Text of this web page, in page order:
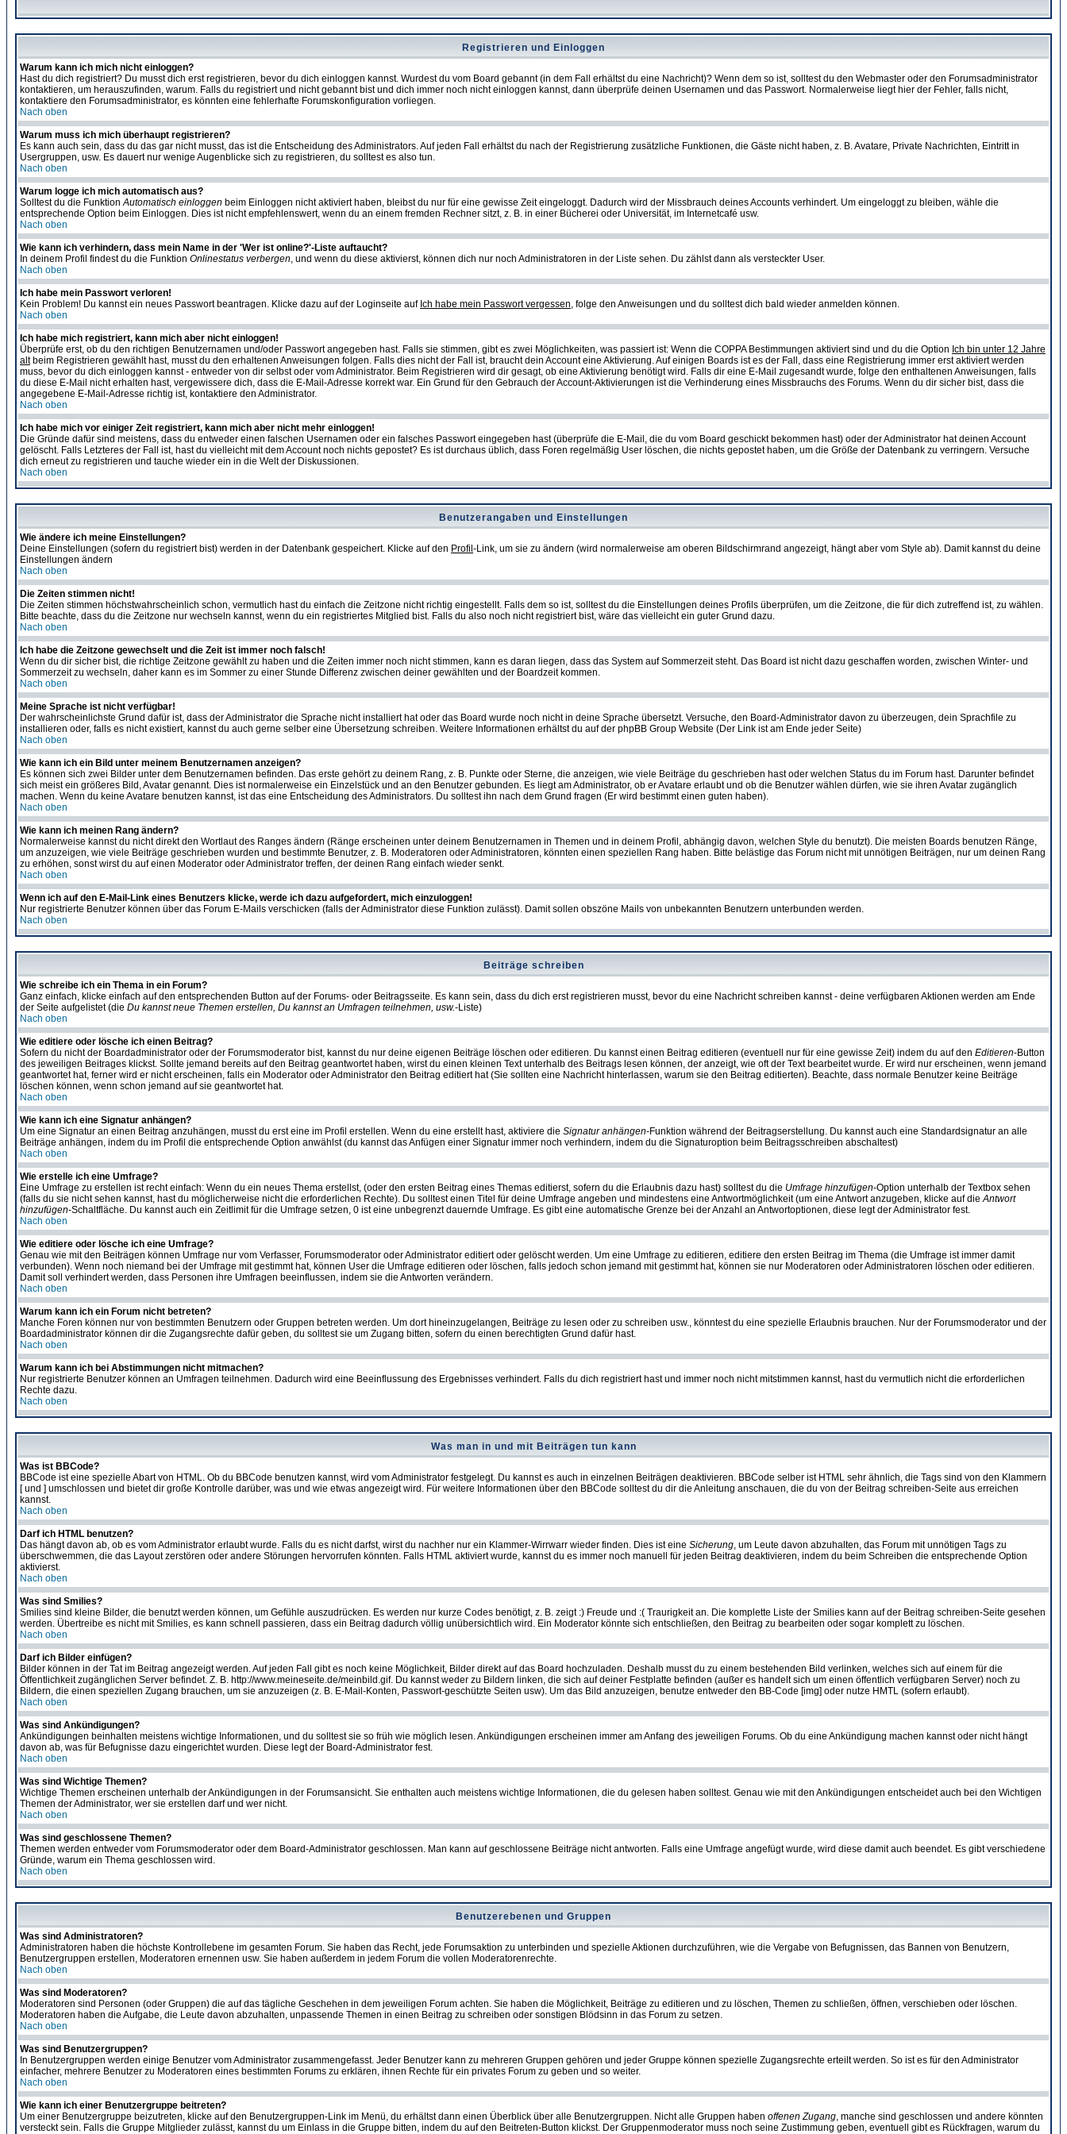
Registrieren und Einloggen
Warum kann ich mich nicht einloggen?
Hast du dich registriert? Du musst dich erst registrieren, bevor du dich einloggen kannst. Wurdest du vom Board gebannt (in dem Fall erhältst du eine Nachricht)? Wenn dem so ist, solltest du den Webmaster oder den Forumsadministrator
kontaktieren, um herauszufinden, warum. Falls du registriert und nicht gebannt bist und dich immer noch nicht einloggen kannst, dann überprüfe deinen Usernamen und das Passwort. Normalerweise liegt hier der Fehler, falls nicht,
kontaktiere den Forumsadministrator, es könnten eine fehlerhafte Forumskonfiguration vorliegen.
Nach oben
Warum muss ich mich überhaupt registrieren?
Es kann auch sein, dass du das gar nicht musst, das ist die Entscheidung des Administrators. Auf jeden Fall erhältst du nach der Registrierung zusätzliche Funktionen, die Gäste nicht haben, z. B. Avatare, Private Nachrichten, Eintritt in
Usergruppen, usw. Es dauert nur wenige Augenblicke sich zu registrieren, du solltest es also tun.
Nach oben
Warum logge ich mich automatisch aus?
Solltest du die FunktionAutomatisch einloggen beim Einloggen nicht aktiviert haben, bleibst du nur für eine gewisse Zeit eingeloggt. Dadurch wird der Missbrauch deines Accounts verhindert. Um eingeloggt zu bleiben, wähle die
entsprechende Option beim Einloggen. Dies ist nicht empfehlenswert, wenn du an einem fremden Rechner sitzt, z. B. in einer Bücherei oder Universität, im Internetcafé usw.
Nach oben
Wie kann ich verhindern, dass mein Name in der 'Wer ist online?'-Liste auftaucht?
In deinem Profil findest du die Funktion Onlinestatus verbergen, und wenn du diese aktivierst, können dich nur noch Administratoren in der Liste sehen. Du zählst dann als versteckter User.
Nach oben
Ich habe mein Passwort verloren!
Kein Problem! Du kannst ein neues Passwort beantragen. Klicke dazu auf der Loginseite auf Ich habe mein Passwort vergessen, folge den Anweisungen und du solltest dich bald wieder anmelden können.
Nach oben
Ich habe mich registriert, kann mich aber nicht einloggen!
Überprüfe erst, ob du den richtigen Benutzernamen und/oder Passwort angegeben hast. Falls sie stimmen, gibt es zwei Möglichkeiten, was passiert ist: Wenn die COPPA Bestimmungen aktiviert sind und du die Option Ich bin unter 12 Jahre
altbeim Registrieren gewählt hast, musst du den erhaltenen Anweisungen folgen. Falls dies nicht der Fall ist, braucht dein Account eine Aktivierung. Auf einigen Boards ist es der Fall, dass eine Registrierung immer erst aktiviert werden
muss, bevor du dich einloggen kannst - entweder von dir selbst oder vom Administrator. Beim Registrieren wird dir gesagt, ob eine Aktivierung benötigt wird. Falls dir eine E-Mail zugesandt wurde, folge den enthaltenen Anweisungen, falls
du diese E-Mail nicht erhalten hast, vergewissere dich, dass die E-Mail-Adresse korrekt war. Ein Grund für den Gebrauch der Account-Aktivierungen ist die Verhinderung eines Missbrauchs des Forums. Wenn du dir sicher bist, dass die
angegebene E-Mail-Adresse richtig ist, kontaktiere den Administrator.
Nach oben
Ich habe mich vor einiger Zeit registriert, kann mich aber nicht mehr einloggen!
Die Gründe dafür sind meistens, dass du entweder einen falschen Usernamen oder ein falsches Passwort eingegeben hast (überprüfe die E-Mail, die du vom Board geschickt bekommen hast) oder der Administrator hat deinen Account
gelöscht. Falls Letzteres der Fall ist, hast du vielleicht mit dem Account noch nichts gepostet? Es ist durchaus üblich, dass Foren regelmäßig User löschen, die nichts gepostet haben, um die Größe der Datenbank zu verringern. Versuche
dich erneut zu registrieren und tauche wieder ein in die Welt der Diskussionen.
Nach oben
Benutzerangaben und Einstellungen
Wie ändere ich meine Einstellungen?
Deine Einstellungen (sofern du registriert bist) werden in der Datenbank gespeichert. Klicke auf den Profil -Link, um sie zu ändern (wird normalerweise am oberen Bildschirmrand angezeigt, hängt aber vom Style ab). Damit kannst du deine
Einstellungen ändern
Nach oben
Die Zeiten stimmen nicht!
Die Zeiten stimmen höchstwahrscheinlich schon, vermutlich hast du einfach die Zeitzone nicht richtig eingestellt. Falls dem so ist, solltest du die Einstellungen deines Profils überprüfen, um die Zeitzone, die für dich zutreffend ist, zu wählen.
Bitte beachte, dass du die Zeitzone nur wechseln kannst, wenn du ein registriertes Mitglied bist. Falls du also noch nicht registriert bist, wäre das vielleicht ein guter Grund dazu.
Nach oben
Ich habe die Zeitzone gewechselt und die Zeit ist immer noch falsch!
Wenn du dir sicher bist, die richtige Zeitzone gewählt zu haben und die Zeiten immer noch nicht stimmen, kann es daran liegen, dass das System auf Sommerzeit steht. Das Board ist nicht dazu geschaffen worden, zwischen Winter- und
Sommerzeit zu wechseln, daher kann es im Sommer zu einer Stunde Differenz zwischen deiner gewählten und der Boardzeit kommen.
Nach oben
Meine Sprache ist nicht verfügbar!
Der wahrscheinlichste Grund dafür ist, dass der Administrator die Sprache nicht installiert hat oder das Board wurde noch nicht in deine Sprache übersetzt. Versuche, den Board-Administrator davon zu überzeugen, dein Sprachfile zu
installieren oder, falls es nicht existiert, kannst du auch gerne selber eine Übersetzung schreiben. Weitere Informationen erhältst du auf der phpBB Group Website (Der Link ist am Ende jeder Seite)
Nach oben
Wie kann ich ein Bild unter meinem Benutzernamen anzeigen?
Es können sich zwei Bilder unter dem Benutzernamen befinden. Das erste gehört zu deinem Rang, z. B. Punkte oder Sterne, die anzeigen, wie viele Beiträge du geschrieben hast oder welchen Status du im Forum hast. Darunter befindet
sich meist ein größeres Bild, Avatar genannt. Dies ist normalerweise ein Einzelstück und an den Benutzer gebunden. Es liegt am Administrator, ob er Avatare erlaubt und ob die Benutzer wählen dürfen, wie sie ihren Avatar zugänglich
machen. Wenn du keine Avatare benutzen kannst, ist das eine Entscheidung des Administrators. Du solltest ihn nach dem Grund fragen (Er wird bestimmt einen guten haben).
Nach oben
Wie kann ich meinen Rang ändern?
Normalerweise kannst du nicht direkt den Wortlaut des Ranges ändern (Ränge erscheinen unter deinem Benutzernamen in Themen und in deinem Profil, abhängig davon, welchen Style du benutzt). Die meisten Boards benutzen Ränge,
um anzuzeigen, wie viele Beiträge geschrieben wurden und bestimmte Benutzer, z. B. Moderatoren oder Administratoren, könnten einen speziellen Rang haben. Bitte belästige das Forum nicht mit unnötigen Beiträgen, nur um deinen Rang
zu erhöhen, sonst wirst du auf einen Moderator oder Administrator treffen, der deinen Rang einfach wieder senkt.
Nach oben
Wenn ich auf den E-Mail-Link eines Benutzers klicke, werde ich dazu aufgefordert, mich einzuloggen!
Nur registrierte Benutzer können über das Forum E-Mails verschicken (falls der Administrator diese Funktion zulässt). Damit sollen obszöne Mails von unbekannten Benutzern unterbunden werden.
Nach oben
Beiträge schreiben
Wie schreibe ich ein Thema in ein Forum?
Ganz einfach, klicke einfach auf den entsprechenden Button auf der Forums- oder Beitragsseite. Es kann sein, dass du dich erst registrieren musst, bevor du eine Nachricht schreiben kannst - deine verfügbaren Aktionen werden am Ende
der Seite aufgelistet (die Du kannst neue Themen erstellen, Du kannst an Umfragen teilnehmen, usw.-Liste)
Nach oben
Wie editiere oder lösche ich einen Beitrag?
Sofern du nicht der Boardadministrator oder der Forumsmoderator bist, kannst du nur deine eigenen Beiträge löschen oder editieren. Du kannst einen Beitrag editieren (eventuell nur für eine gewisse Zeit) indem du auf den Editieren-Button
des jeweiligen Beitrages klickst. Sollte jemand bereits auf den Beitrag geantwortet haben, wirst du einen kleinen Text unterhalb des Beitrags lesen können, der anzeigt, wie oft der Text bearbeitet wurde. Er wird nur erscheinen, wenn jemand
geantwortet hat, ferner wird er nicht erscheinen, falls ein Moderator oder Administrator den Beitrag editiert hat (Sie sollten eine Nachricht hinterlassen, warum sie den Beitrag editierten). Beachte, dass normale Benutzer keine Beiträge
löschen können, wenn schon jemand auf sie geantwortet hat.
Nach oben
Wie kann ich eine Signatur anhängen?
Um eine Signatur an einen Beitrag anzuhängen, musst du erst eine im Profil erstellen. Wenn du eine erstellt hast, aktiviere die Signatur anhängen-Funktion während der Beitragserstellung. Du kannst auch eine Standardsignatur an alle
Beiträge anhängen, indem du im Profil die entsprechende Option anwählst (du kannst das Anfügen einer Signatur immer noch verhindern, indem du die Signaturoption beim Beitragsschreiben abschaltest)
Nach oben
Wie erstelle ich eine Umfrage?
Eine Umfrage zu erstellen ist recht einfach: Wenn du ein neues Thema erstellst, (oder den ersten Beitrag eines Themas editierst, sofern du die Erlaubnis dazu hast) solltest du die Umfrage hinzufügen-Option unterhalb der Textbox sehen
(falls du sie nicht sehen kannst, hast du möglicherweise nicht die erforderlichen Rechte). Du solltest einen Titel für deine Umfrage angeben und mindestens eine Antwortmöglichkeit (um eine Antwort anzugeben, klicke auf dieAntwort
hinzufügen-Schaltfläche. Du kannst auch ein Zeitlimit für die Umfrage setzen, 0 ist eine unbegrenzt dauernde Umfrage. Es gibt eine automatische Grenze bei der Anzahl an Antwortoptionen, diese legt der Administrator fest.
Nach oben
Wie editiere oder lösche ich eine Umfrage?
Genau wie mit den Beiträgen können Umfrage nur vom Verfasser, Forumsmoderator oder Administrator editiert oder gelöscht werden. Um eine Umfrage zu editieren, editiere den ersten Beitrag im Thema (die Umfrage ist immer damit
verbunden). Wenn noch niemand bei der Umfrage mit gestimmt hat, können User die Umfrage editieren oder löschen, falls jedoch schon jemand mit gestimmt hat, können sie nur Moderatoren oder Administratoren löschen oder editieren.
Damit soll verhindert werden, dass Personen ihre Umfragen beeinflussen, indem sie die Antworten verändern.
Nach oben
Warum kann ich ein Forum nicht betreten?
Manche Foren können nur von bestimmten Benutzern oder Gruppen betreten werden. Um dort hineinzugelangen, Beiträge zu lesen oder zu schreiben usw., könntest du eine spezielle Erlaubnis brauchen. Nur der Forumsmoderator und der
Boardadministrator können dir die Zugangsrechte dafür geben, du solltest sie um Zugang bitten, sofern du einen berechtigten Grund dafür hast.
Nach oben
Warum kann ich bei Abstimmungen nicht mitmachen?
Nur registrierte Benutzer können an Umfragen teilnehmen. Dadurch wird eine Beeinflussung des Ergebnisses verhindert. Falls du dich registriert hast und immer noch nicht mitstimmen kannst, hast du vermutlich nicht die erforderlichen
Rechte dazu.
Nach oben
Was man in und mit Beiträgen tun kann
Was ist BBCode?
BBCode ist eine spezielle Abart von HTML. Ob du BBCode benutzen kannst, wird vom Administrator festgelegt. Du kannst es auch in einzelnen Beiträgen deaktivieren. BBCode selber ist HTML sehr ähnlich, die Tags sind von den Klammern
[ und ] umschlossen und bietet dir große Kontrolle darüber, was und wie etwas angezeigt wird. Für weitere Informationen über den BBCode solltest du dir die Anleitung anschauen, die du von der Beitrag schreiben-Seite aus erreichen
kannst.
Nach oben
Darf ich HTML benutzen?
Das hängt davon ab, ob es vom Administrator erlaubt wurde. Falls du es nicht darfst, wirst du nachher nur ein Klammer-Wirrwarr wieder finden. Dies ist eine Sicherung, um Leute davon abzuhalten, das Forum mit unnötigen Tags zu
überschwemmen, die das Layout zerstören oder andere Störungen hervorrufen könnten. Falls HTML aktiviert wurde, kannst du es immer noch manuell für jeden Beitrag deaktivieren, indem du beim Schreiben die entsprechende Option
aktivierst.
Nach oben
Was sind Smilies?
Smilies sind kleine Bilder, die benutzt werden können, um Gefühle auszudrücken. Es werden nur kurze Codes benötigt, z. B. zeigt :) Freude und :( Traurigkeit an. Die komplette Liste der Smilies kann auf der Beitrag schreiben-Seite gesehen
werden. Übertreibe es nicht mit Smilies, es kann schnell passieren, dass ein Beitrag dadurch völlig unübersichtlich wird. Ein Moderator könnte sich entschließen, den Beitrag zu bearbeiten oder sogar komplett zu löschen.
Nach oben
Darf ich Bilder einfügen?
Bilder können in der Tat im Beitrag angezeigt werden. Auf jeden Fall gibt es noch keine Möglichkeit, Bilder direkt auf das Board hochzuladen. Deshalb musst du zu einem bestehenden Bild verlinken, welches sich auf einem für die
Öffentlichkeit zugänglichen Server befindet. Z. B. http://www.meineseite.de/meinbild.gif. Du kannst weder zu Bildern linken, die sich auf deiner Festplatte befinden (außer es handelt sich um einen öffentlich verfügbaren Server) noch zu
Bildern, die einen speziellen Zugang brauchen, um sie anzuzeigen (z. B. E-Mail-Konten, Passwort-geschützte Seiten usw). Um das Bild anzuzeigen, benutze entweder den BB-Code [img] oder nutze HMTL (sofern erlaubt).
Nach oben
Was sind Ankündigungen?
Ankündigungen beinhalten meistens wichtige Informationen, und du solltest sie so früh wie möglich lesen. Ankündigungen erscheinen immer am Anfang des jeweiligen Forums. Ob du eine Ankündigung machen kannst oder nicht hängt
davon ab, was für Befugnisse dazu eingerichtet wurden. Diese legt der Board-Administrator fest.
Nach oben
Was sind Wichtige Themen?
Wichtige Themen erscheinen unterhalb der Ankündigungen in der Forumsansicht. Sie enthalten auch meistens wichtige Informationen, die du gelesen haben solltest. Genau wie mit den Ankündigungen entscheidet auch bei den Wichtigen
Themen der Administrator, wer sie erstellen darf und wer nicht.
Nach oben
Was sind geschlossene Themen?
Themen werden entweder vom Forumsmoderator oder dem Board-Administrator geschlossen. Man kann auf geschlossene Beiträge nicht antworten. Falls eine Umfrage angefügt wurde, wird diese damit auch beendet. Es gibt verschiedene
Gründe, warum ein Thema geschlossen wird.
Nach oben
Benutzerebenen und Gruppen
Was sind Administratoren?
Administratoren haben die höchste Kontrollebene im gesamten Forum. Sie haben das Recht, jede Forumsaktion zu unterbinden und spezielle Aktionen durchzuführen, wie die Vergabe von Befugnissen, das Bannen von Benutzern,
Benutzergruppen erstellen, Moderatoren ernennen usw. Sie haben außerdem in jedem Forum die vollen Moderatorenrechte.
Nach oben
Was sind Moderatoren?
Moderatoren sind Personen (oder Gruppen) die auf das tägliche Geschehen in dem jeweiligen Forum achten. Sie haben die Möglichkeit, Beiträge zu editieren und zu löschen, Themen zu schließen, öffnen, verschieben oder löschen.
Moderatoren haben die Aufgabe, die Leute davon abzuhalten, unpassende Themen in einen Beitrag zu schreiben oder sonstigen Blödsinn in das Forum zu setzen.
Nach oben
Was sind Benutzergruppen?
In Benutzergruppen werden einige Benutzer vom Administrator zusammengefasst. Jeder Benutzer kann zu mehreren Gruppen gehören und jeder Gruppe können spezielle Zugangsrechte erteilt werden. So ist es für den Administrator
einfacher, mehrere Benutzer zu Moderatoren eines bestimmten Forums zu erklären, ihnen Rechte für ein privates Forum zu geben und so weiter.
Nach oben
Wie kann ich einer Benutzergruppe beitreten?
Um einer Benutzergruppe beizutreten, klicke auf den Benutzergruppen-Link im Menü, du erhältst dann einen Überblick über alle Benutzergruppen. Nicht alle Gruppen haben offenen Zugang, manche sind geschlossen und andere könnten
versteckt sein. Falls die Gruppe Mitglieder zulässt, kannst du um Einlass in die Gruppe bitten, indem du auf den Beitreten-Button klickst. Der Gruppenmoderator muss noch seine Zustimmung geben, eventuell gibt es Rückfragen, warum du